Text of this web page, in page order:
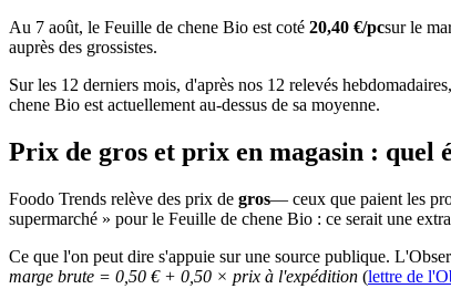
Au 7 août, le Feuille de chene Bio est coté 20,40 €/pcsur le
auprès des grossistes.
Sur les 12 derniers mois, d'après nos 12 relevés
chene Bio est actuellement au-dessus de sa moyenne.
Prix de gros et prix en magasin : quel
Foodo Trends relève des prix de gros— ceux que paient les
supermarché » pour le Feuille de chene Bio : ce serait une
Ce que l'on peut dire s'appuie sur une source publique.
marge brute = 0,50 € + 0,50 × prix à l'expédition (lettre de